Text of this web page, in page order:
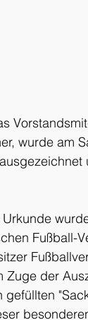
wurde am
Fußball-
Zuge der